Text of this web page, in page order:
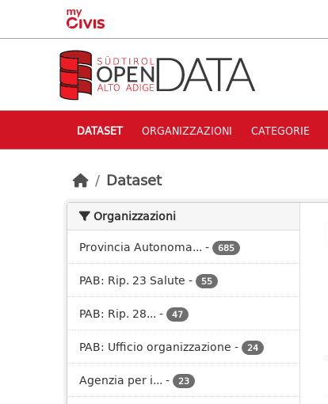
Skip to main content
DATASET ORGANIZZAZIONI CATEGORIE
Dataset
Organizzazioni
Provincia Autonoma... - 685
PAB: Rip. 23 Salute - 55
PAB: Rip. 28... - 47
PAB: Ufficio organizzazione - 24
Agenzia per i... - 23